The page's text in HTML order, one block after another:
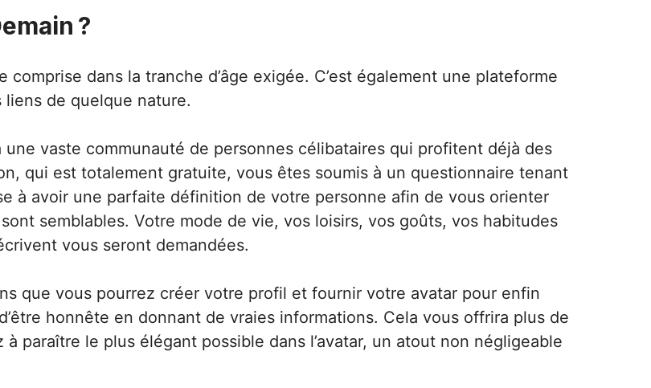
?
dans la tranche d’âge exigée. C’est également une plateforme
de quelque nature.
vaste communauté de personnes célibataires qui profitent déjà des
qui est totalement gratuite, vous êtes soumis à un questionnaire tenant
à avoir une parfaite définition de votre personne afin de vous orienter
semblables. Votre mode de vie, vos loisirs, vos goûts, vos habitudes
vous seront demandées.
que vous pourrez créer votre profil et fournir votre avatar pour enfin
honnête en donnant de vraies informations. Cela vous offrira plus de
paraître le plus élégant possible dans l’avatar, un atout non négligeable